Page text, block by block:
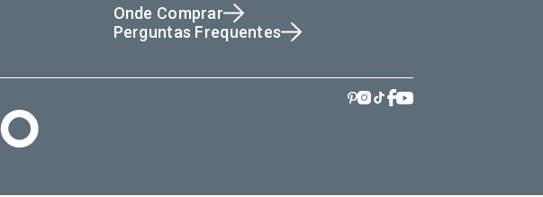
Onde Comprar
Perguntas Frequentes